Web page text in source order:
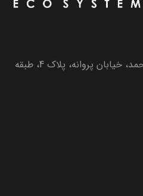
تهران، بزرگراه جلال آل احمد، خیابان پروانه، پلاک 4، طبقه